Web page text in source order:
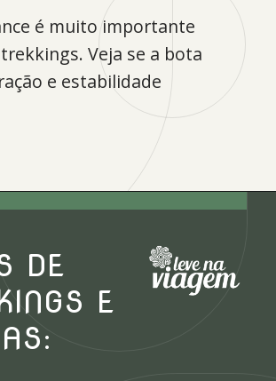
é muito importante
Veja se a bota
e estabilidade
DE
E